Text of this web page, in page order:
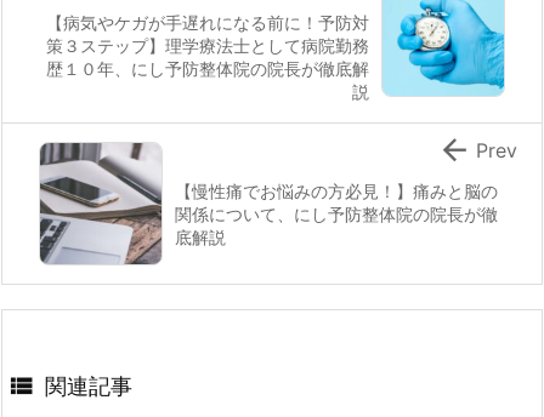
【病気やケガが手遅れになる前に！予防対
策３ステップ】理学療法士として病院勤務
歴１０年、にし予防整体院の院長が徹底解
説
【慢性痛でお悩みの方必見！】痛みと脳の
関係について、にし予防整体院の院長が徹
底解説
 Prev
 関連記事